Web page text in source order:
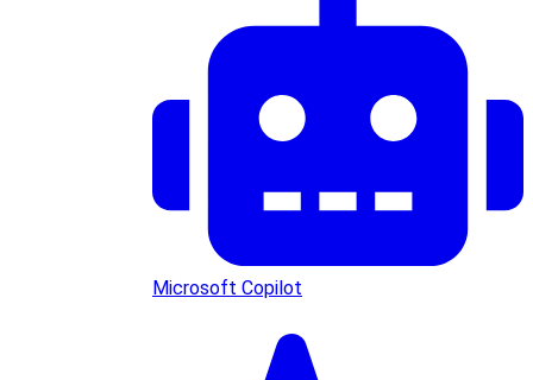
Microsoft Copilot